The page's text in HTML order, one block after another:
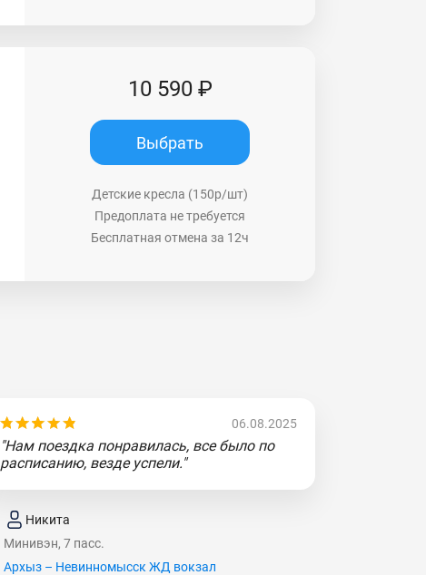
10 590 ₽
Выбрать
Детские кресла (150р/шт)
Предоплата не требуется
Бесплатная отмена за 12ч
06.08.2025
"Нам поездка понравилась, все было по
расписанию, везде успели."
Никита
Минивэн, 7 пасс.
Архыз – Невинномысск ЖД вокзал